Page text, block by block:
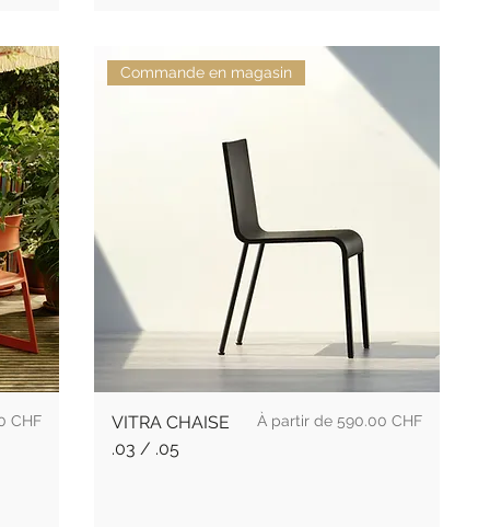
CHF
Commande en magasin
VITRA CHAISE
.03 / .05
À partir de 590.00 CHF
Prix promotionnel